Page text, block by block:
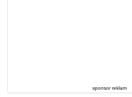
sponsor reklam